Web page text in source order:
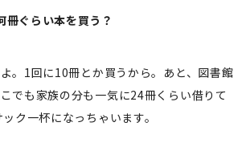
冊ぐらい本を買う？
。1回に10冊とか買うから。あと、図書館
でも家族の分も一気に24冊くらい借りて
ク一杯になっちゃいます。